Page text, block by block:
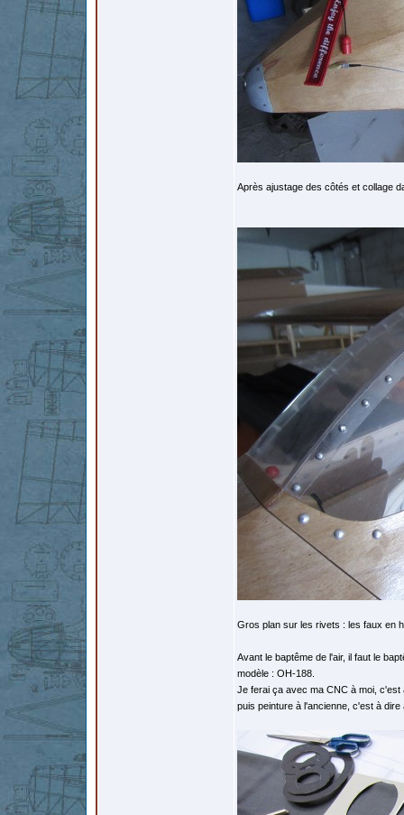
Après ajustage des côtés et collage
Gros plan sur les rivets : les faux en
Avant le baptême de l'air, il faut le
modèle : OH-188.
Je ferai ça avec ma CNC à moi,
puis peinture à l'ancienne, c'est à dire